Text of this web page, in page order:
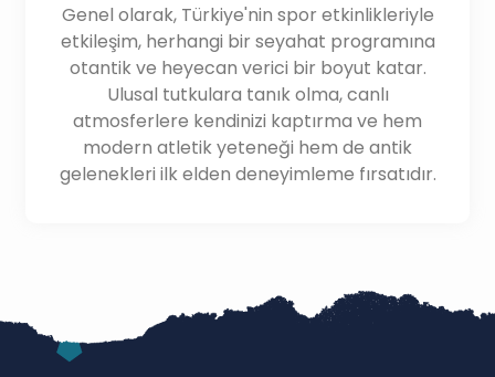
Genel olarak, Türkiye'nin spor etkinlikleriyle
etkileşim, herhangi bir seyahat programına
otantik ve heyecan verici bir boyut katar.
Ulusal tutkulara tanık olma, canlı
atmosferlere kendinizi kaptırma ve hem
modern atletik yeteneği hem de antik
gelenekleri ilk elden deneyimleme fırsatıdır.